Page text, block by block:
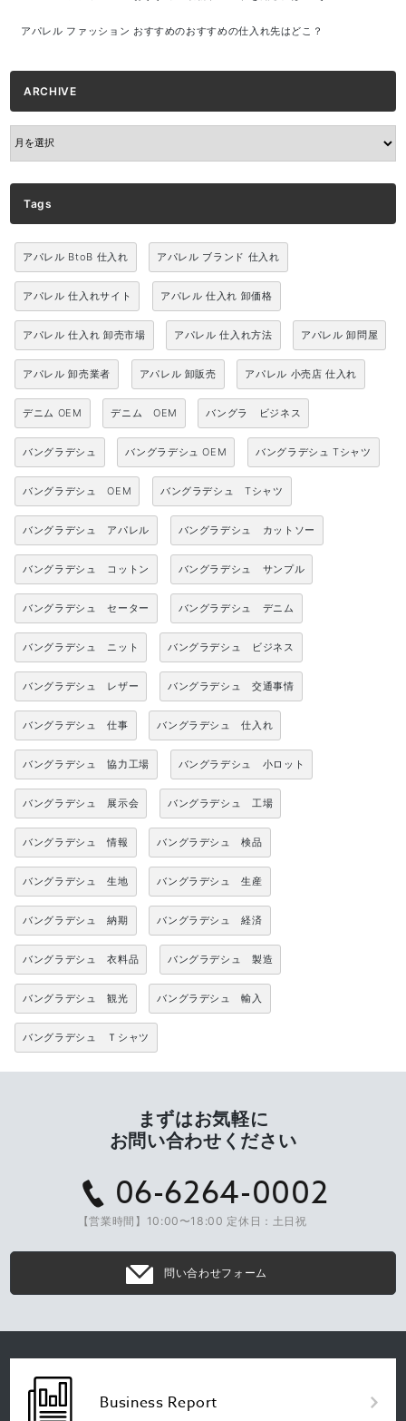
アパレル ファッション おすすめのおすすめの仕入れ先はどこ？
ARCHIVE
ARCHIVE
Tags
アパレル BtoB 仕入れ アパレル ブランド 仕入れ
アパレル 仕入れサイト アパレル 仕入れ 卸価格
アパレル 仕入れ 卸売市場 アパレル 仕入れ方法 アパレル 卸問屋
アパレル 卸売業者 アパレル 卸販売 アパレル 小売店 仕入れ
デニム OEM デニム OEM バングラ ビジネス
バングラデシュ バングラデシュ OEM バングラデシュ Tシャツ
バングラデシュ OEM バングラデシュ Tシャツ
バングラデシュ アパレル バングラデシュ カットソー
バングラデシュ コットン バングラデシュ サンプル
バングラデシュ セーター バングラデシュ デニム
バングラデシュ ニット バングラデシュ ビジネス
バングラデシュ レザー バングラデシュ 交通事情
バングラデシュ 仕事 バングラデシュ 仕入れ
バングラデシュ 協力工場 バングラデシュ 小ロット
バングラデシュ 展示会 バングラデシュ 工場
バングラデシュ 情報 バングラデシュ 検品
バングラデシュ 生地 バングラデシュ 生産
バングラデシュ 納期 バングラデシュ 経済
バングラデシュ 衣料品 バングラデシュ 製造
バングラデシュ 観光 バングラデシュ 輸入
バングラデシュ Ｔシャツ
まずはお気軽に
お問い合わせください
06-6264-0002
【営業時間】10:00〜18:00 定休日：土日祝
問い合わせフォーム
Business Report